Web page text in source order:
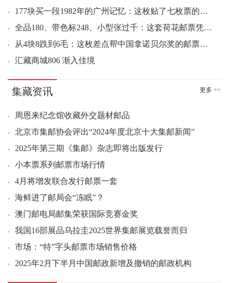
00：10 故宫二小型张好品6.80元成交246张
00：18 货郎图小型张连号8.00元成交1000张
00：27 中国梦三小全张（互动金标）好品1313.00元成交2刀
01：14 京津冀协同发展小全张原封1.78元成交400张
01：16 四轮鸡小本票原封5.38元成交100本
02：32 西游记三小型张好品6.00元成交200张
03：44 华佗小型张好品3.80元成交210张
03：45 华佗小型张好品3.80元成交172张
03：50 张仲景小型张好品4.50元成交430张
04：14 华佗小型张好品4.00元成交1200张
04：23 张仲景小型张好品4.40元成交8张
04：24 张仲景小型张好品4.50元成交1140张
04：25 张仲景小型张好品5.00元成交2600张
177块买一段1982年的广州记忆：这枚贴了七枚票的白云宾馆封，把老广州的“国际范儿”全装进去了
全品180、带色标248、小型张过千：这套荷花邮票凭什么稳坐“五朵金花”？
从4块8跌到6毛：这枚差点帮中国拿诺贝尔奖的邮票，为什么连面值都守不住？
汇藏商城806 渐入佳境
集藏资讯 更多 >>
周恩来纪念馆收藏外交题材邮品
北京市集邮协会评出“2024年度北京十大集邮新闻”
2025年第三期《集邮》杂志即将出版发行
小本票系列邮票市场行情
4月将增发联合发行邮票一套
海鲜进了邮局会“冻眠”？
澳门邮电局邮集荣获国际竞赛金奖
我国16部展品乌拉圭2025世界集邮展览载誉而归
市场：“特”字头邮票市场销售价格
2025年2月下半月中国邮政新增及撤销的邮政机构